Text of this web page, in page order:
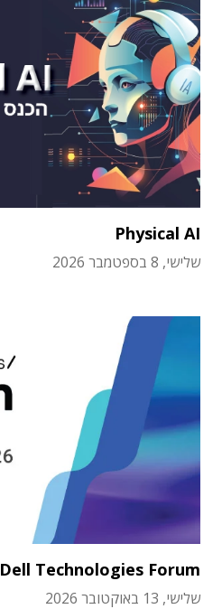
Physical AI
שלישי, 8 בספטמבר 2026
Dell Technologies Forum
שלישי, 13 באוקטובר 2026